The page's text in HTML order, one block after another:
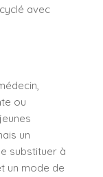
avec
ou
un
substituer à
un mode de